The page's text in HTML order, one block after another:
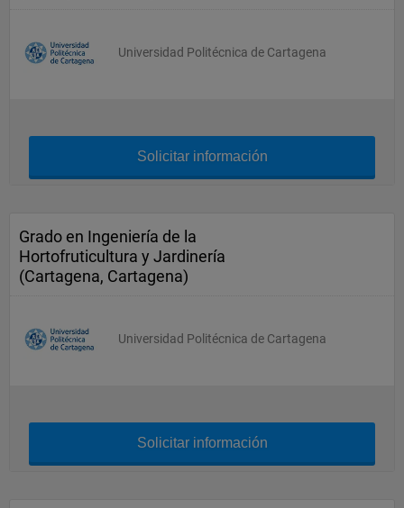
Universidad Politécnica de Cartagena
Solicitar información
Grado en Ingeniería de la
Hortofruticultura y Jardinería
(Cartagena, Cartagena)
Universidad Politécnica de Cartagena
Solicitar información